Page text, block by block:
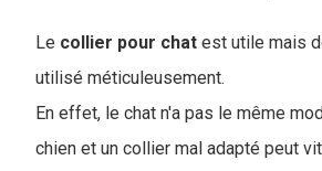
Le collier pour chat est utile mais
utilisé méticuleusement.
En effet, le chat n'a pas le même
chien et un collier mal adapté peut